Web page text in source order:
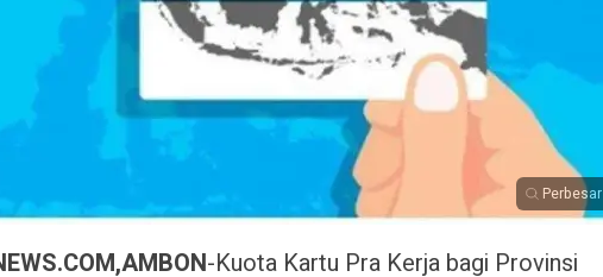
Perbesar
-Kuota Kartu Pra Kerja bagi Provinsi